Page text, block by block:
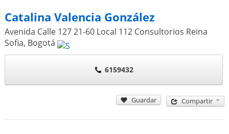
Catalina Valencia González
Avenida Calle 127 21-60 Local 112 Consultorios Reina
Sofia, Bogotá
6159432
Guardar Compartir